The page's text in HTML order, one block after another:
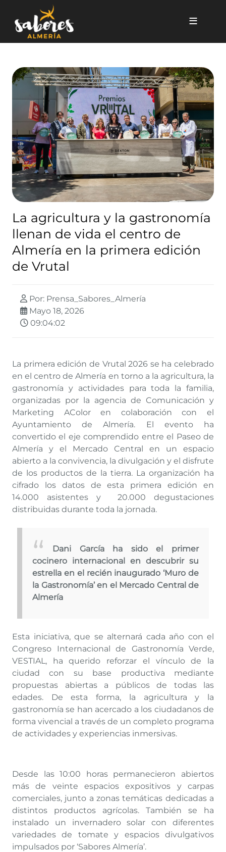
La agricultura y la
La agricultura y la gastronomía
llenan de vida el centro de
Almería en la primera edición
de Vrutal
Por: Prensa_Sabores_Almería
Mayo 18, 2026
09:04:02
La primera edición de Vrutal 2026 se ha celebrado
en el centro de Almería en torno a la agricultura, la
gastronomía y actividades para toda la familia,
organizadas por la agencia de Comunicación y
Marketing AColor en colaboración con el
Ayuntamiento de Almería. El evento ha
convertido el eje comprendido entre el Paseo de
Almería y el Mercado Central en un espacio
abierto a la convivencia, la divulgación y el disfrute
de los productos de la tierra. La organización ha
cifrado los datos de esta primera edición en
14.000 asistentes y 20.000 degustaciones
distribuidas durante toda la jornada.
Dani García ha sido el primer
cocinero internacional en descubrir su
estrella en el recién inaugurado ‘Muro de
la Gastronomía’ en el Mercado Central de
Almería
Esta iniciativa, que se alternará cada año con el
Congreso Internacional de Gastronomía Verde,
VESTIAL, ha querido reforzar el vínculo de la
ciudad con su base productiva mediante
propuestas abiertas a públicos de todas las
edades. De esta forma, la agricultura y la
gastronomía se han acercado a los ciudadanos de
forma vivencial a través de un completo programa
de actividades y experiencias inmersivas.
Desde las 10:00 horas permanecieron abiertos
más de veinte espacios expositivos y carpas
comerciales, junto a zonas temáticas dedicadas a
distintos productos agrícolas. También se ha
instalado un invernadero solar con diferentes
variedades de tomate y espacios divulgativos
impulsados por ‘Sabores Almería’.